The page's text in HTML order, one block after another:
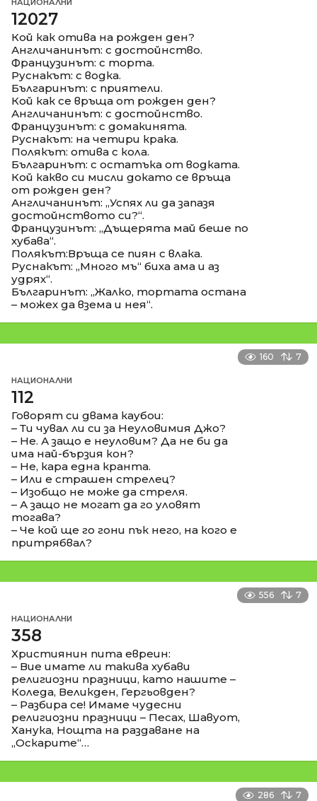
НАЦИОНАЛНИ
12027
Кой как отива на рожден ден?
Англичанинът: с достойнство.
Французинът: с торта.
Руснакът: с водка.
Българинът: с приятели.
Кой как се връща от рожден ден?
Англичанинът: с достойнство.
Французинът: с домакинята.
Руснакът: на четири крака.
Полякът: отива с кола.
Българинът: с остатъка от водката.
Кой какво си мисли докато се връща
от рожден ден?
Англичанинът: „Успях ли да запазя
достойнството си?“.
Французинът: „Дъщерята май беше по
хубава“.
Полякът:Връща се пиян с влака.
Руснакът: „Много мъ“ биха ама и аз
удрях“.
Българинът: „Жалко, тортата остана
– можех да взема и нея“.
160 7
НАЦИОНАЛНИ
112
Говорят си двама каубои:
– Ти чувал ли си за Неуловимия Джо?
– Не. А защо е неуловим? Да не би да
има най-бързия кон?
– Не, кара една кранта.
– Или е страшен стрелец?
– Изобщо не може да стреля.
– А защо не могат да го уловят
тогава?
– Че кой ще го гони пък него, на кого е
притрябвал?
556 7
НАЦИОНАЛНИ
358
Християнин пита евреин:
– Вие имате ли такива хубави
религиозни празници, като нашите –
Коледа, Великден, Гергьовден?
– Разбира се! Имаме чудесни
религиозни празници – Песах, Шавуот,
Ханука, Нощта на раздаване на
„Оскарите“…
286 7